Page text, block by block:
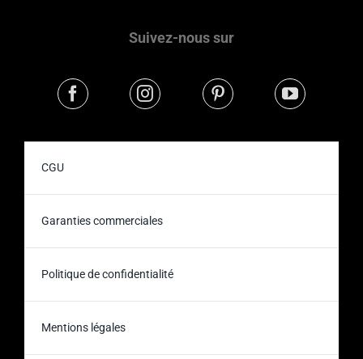
Suivez-nous sur
CGU
Garanties commerciales
Politique de confidentialité
Mentions légales